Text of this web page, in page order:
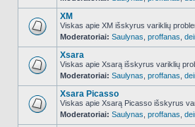
NO_UNREAD_POSTS
XM
Viskas apie XM išskyrus variklių
Moderatoriai: Saulynas proffanas
NO_UNREAD_POSTS
Xsara
Viskas apie Xsarą išskyrus variklių
Moderatoriai: Saulynas proffanas
NO_UNREAD_POSTS
Xsara Picasso
Viskas apie Xsarą Picasso išskyrus
Moderatoriai: Saulynas proffanas